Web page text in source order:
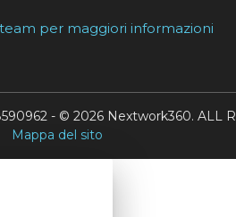
per maggiori informazioni
- © 2026 Nextwork360. ALL
Mappa del sito